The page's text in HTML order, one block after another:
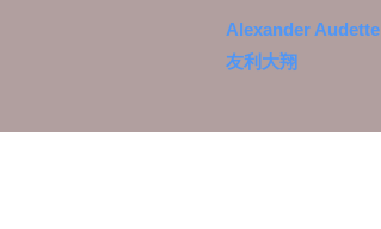
Alexander Audette
友利大翔